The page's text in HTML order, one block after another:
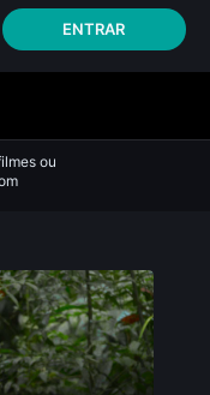
ENTRAR
ou